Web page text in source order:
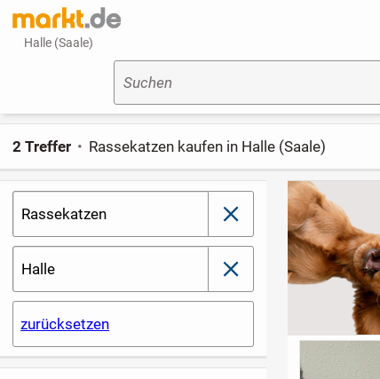
Halle (Saale)
Suchen
Rassekatzen schließen
Halle schließen
zurücksetzen
2 Treffer Rassekatzen kaufen in Halle (Saale)